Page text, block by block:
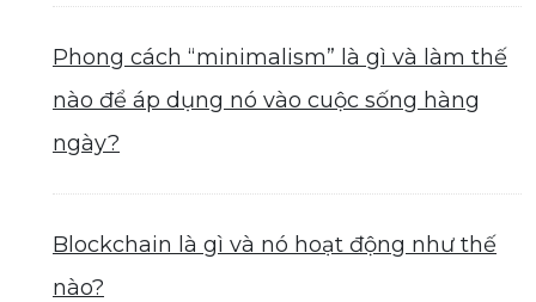
Phong cách “minimalism” là gì và làm thế
nào để áp dụng nó vào cuộc sống hàng
ngày?
Blockchain là gì và nó hoạt động như thế
nào?